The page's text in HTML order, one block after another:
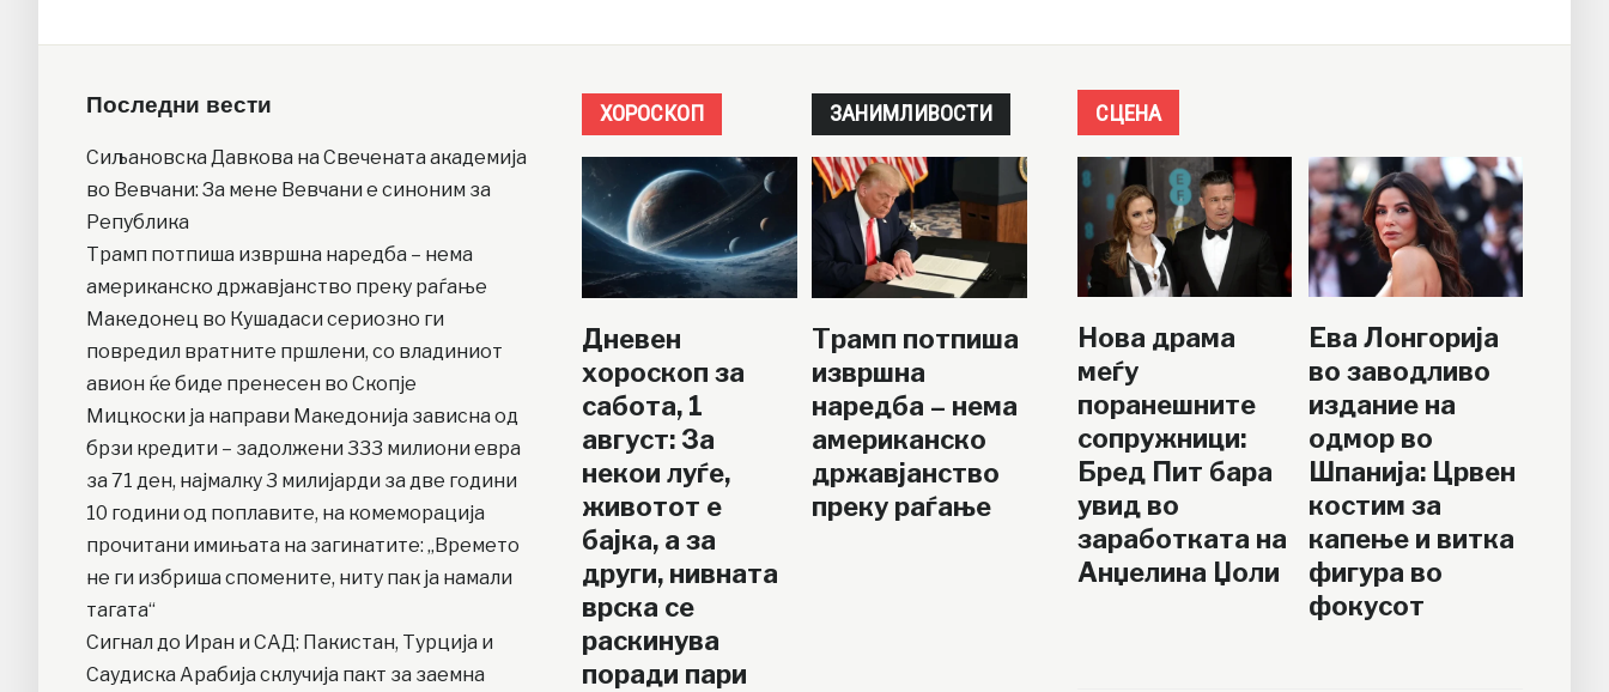
Последни вести
Сиљановска Давкова на Свечената академија
во Вевчани: За мене Вевчани е синоним за
Република
Трамп потпиша извршна наредба – нема
американско државјанство преку раѓање
Македонец во Кушадаси сериозно ги
повредил вратните пршлени, со владиниот
авион ќе биде пренесен во Скопје
Мицкоски ја направи Македонија зависна од
брзи кредити – задолжени 333 милиони евра
за 71 ден, најмалку 3 милијарди за две години
10 години од поплавите, на комеморација
прочитани имињата на загинатите: „Времето
не ги избриша спомените, ниту пак ја намали
тагата“
Сигнал до Иран и САД: Пакистан, Турција и
Саудиска Арабија склучија пакт за заемна
ХОРОСКОП
Дневен
хороскоп за
сабота, 1
август: За
некои луѓе,
животот е
бајка, а за
други, нивната
врска се
раскинува
поради пари
ЗАНИМЛИВОСТИ
Трамп потпиша
извршна
наредба – нема
американско
државјанство
преку раѓање
СЦЕНА
Нова драма
меѓу
поранешните
сопружници:
Бред Пит бара
увид во
заработката на
Анџелина Џоли
Ева Лонгорија
во заводливо
издание на
одмор во
Шпанија: Црвен
костим за
капење и витка
фигура во
фокусот